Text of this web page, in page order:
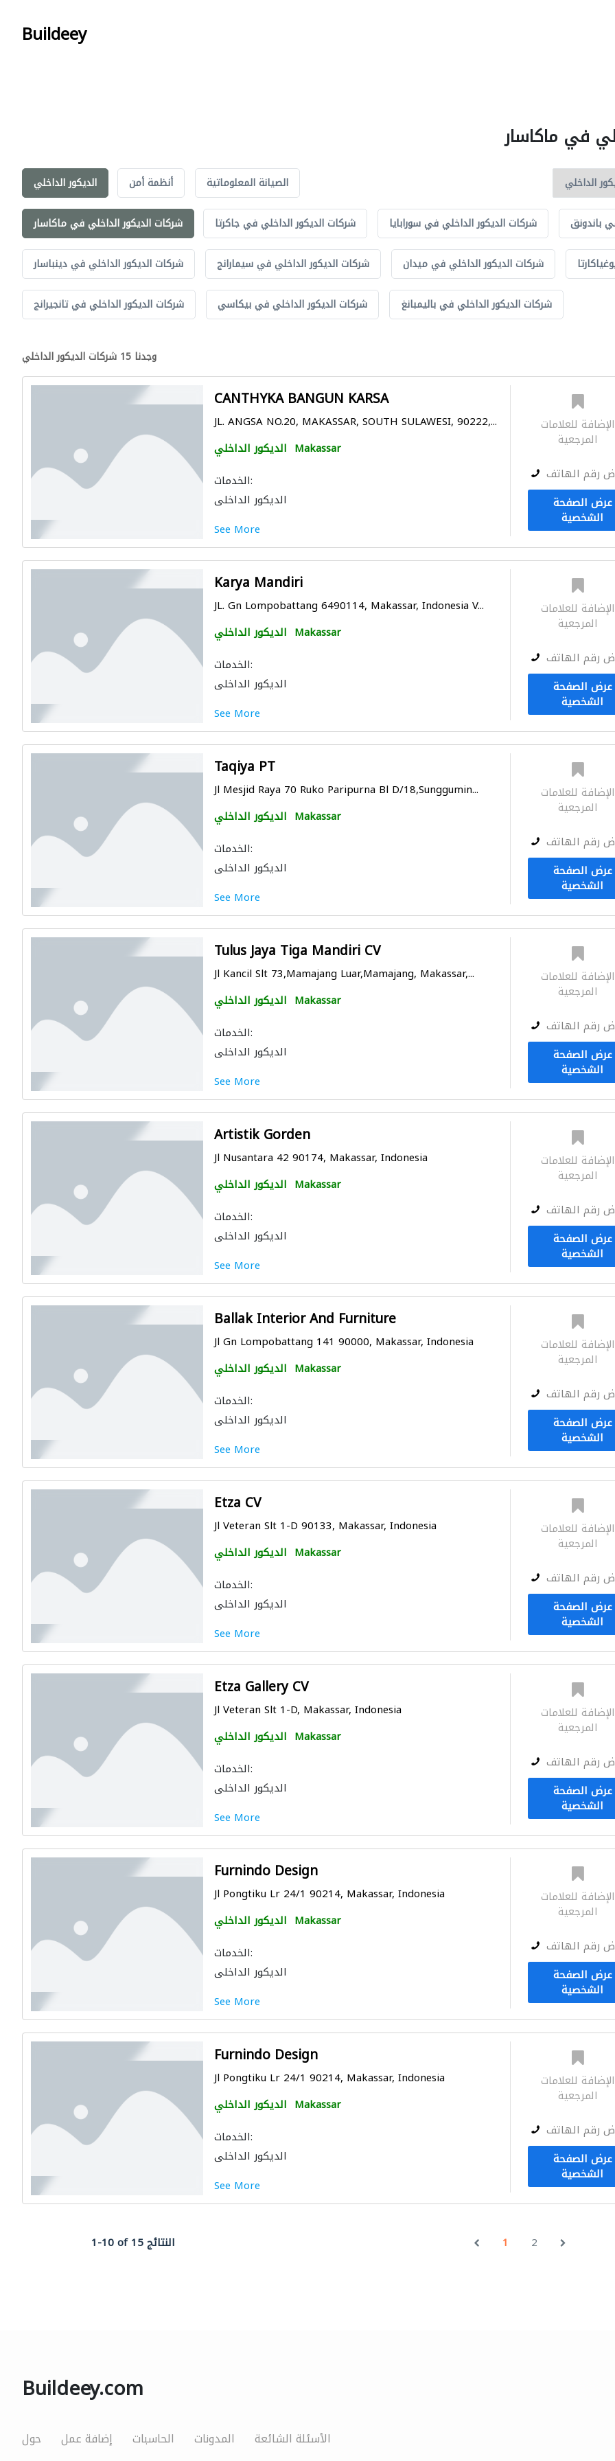
Buildeey
في ماكاسار
الديكور الداخلي أنظمة أمن الصيانة المعلوماتية
شركات الديكور الداخلي في ماكاسار شركات الديكور الداخلي في جاكرتا شركات الديكور الداخلي في سورابايا باندونق
شركات الديكور الداخلي في دينباسار شركات الديكور الداخلي في سيمارانج شركات الديكور الداخلي في ميدان
شركات الديكور الداخلي في تانجيرانج شركات الديكور الداخلي في بيكاسي شركات الديكور الداخلي في باليمبانغ
وجدنا 15 شركات الديكور الداخلي
CANTHYKA BANGUN KARSA
JL. ANGSA NO.20, MAKASSAR, SOUTH SULAWESI, 90222,...
الديكور الداخلي Makassar
الخدمات:
الديكور الداخلي
See More
الإضافة للعلامات
المرجعية
رقم الهاتف
عرض الصفحة
الشخصية
Karya Mandiri
JL. Gn Lompobattang 6490114, Makassar, Indonesia V...
الديكور الداخلي Makassar
الخدمات:
الديكور الداخلي
See More
الإضافة للعلامات
المرجعية
رقم الهاتف
عرض الصفحة
الشخصية
Taqiya PT
Jl Mesjid Raya 70 Ruko Paripurna Bl D/18,Sunggumin...
الديكور الداخلي Makassar
الخدمات:
الديكور الداخلي
See More
الإضافة للعلامات
المرجعية
رقم الهاتف
عرض الصفحة
الشخصية
Tulus Jaya Tiga Mandiri CV
Jl Kancil Slt 73,Mamajang Luar,Mamajang, Makassar,...
الديكور الداخلي Makassar
الخدمات:
الديكور الداخلي
See More
الإضافة للعلامات
المرجعية
رقم الهاتف
عرض الصفحة
الشخصية
Artistik Gorden
Jl Nusantara 42 90174, Makassar, Indonesia
الديكور الداخلي Makassar
الخدمات:
الديكور الداخلي
See More
الإضافة للعلامات
المرجعية
رقم الهاتف
عرض الصفحة
الشخصية
Ballak Interior And Furniture
Jl Gn Lompobattang 141 90000, Makassar, Indonesia
الديكور الداخلي Makassar
الخدمات:
الديكور الداخلي
See More
الإضافة للعلامات
المرجعية
رقم الهاتف
عرض الصفحة
الشخصية
Etza CV
Jl Veteran Slt 1-D 90133, Makassar, Indonesia
الديكور الداخلي Makassar
الخدمات:
الديكور الداخلي
See More
الإضافة للعلامات
المرجعية
رقم الهاتف
عرض الصفحة
الشخصية
Etza Gallery CV
Jl Veteran Slt 1-D, Makassar, Indonesia
الديكور الداخلي Makassar
الخدمات:
الديكور الداخلي
See More
الإضافة للعلامات
المرجعية
رقم الهاتف
عرض الصفحة
الشخصية
Furnindo Design
Jl Pongtiku Lr 24/1 90214, Makassar, Indonesia
الديكور الداخلي Makassar
الخدمات:
الديكور الداخلي
See More
الإضافة للعلامات
المرجعية
رقم الهاتف
عرض الصفحة
الشخصية
Furnindo Design
Jl Pongtiku Lr 24/1 90214, Makassar, Indonesia
الديكور الداخلي Makassar
الخدمات:
الديكور الداخلي
See More
الإضافة للعلامات
المرجعية
رقم الهاتف
عرض الصفحة
الشخصية
1-10 of 15 النتائج 1 2
Buildeey.com
حول إضافة عمل الحاسبات المدونات الأسئلة الشائعة